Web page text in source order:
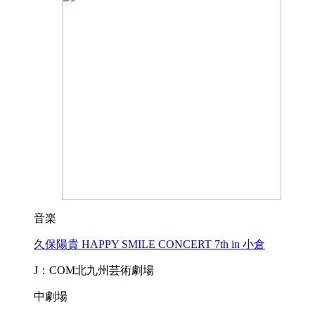
音楽
久保陽貴 HAPPY SMILE CONCERT 7th in 小倉
J：COM北九州芸術劇場
中劇場